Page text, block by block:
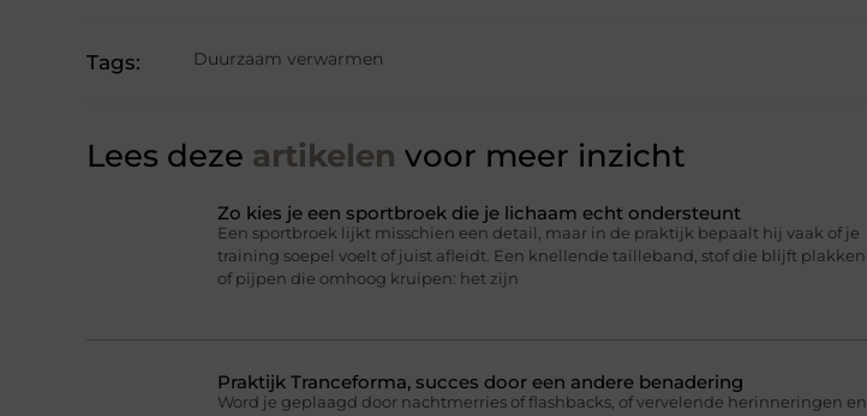
Tags: Duurzaam verwarmen
Lees deze artikelen voor meer inzicht
Zo kies je een sportbroek die je lichaam echt ondersteunt
Een sportbroek lijkt misschien een detail, maar in de praktijk bepaalt hij vaak of je
training soepel voelt of juist afleidt. Een knellende tailleband, stof die blijft plakken
of pijpen die omhoog kruipen: het zijn
Praktijk Tranceforma, succes door een andere benadering
Word je geplaagd door nachtmerries of flashbacks, of vervelende herinneringen en